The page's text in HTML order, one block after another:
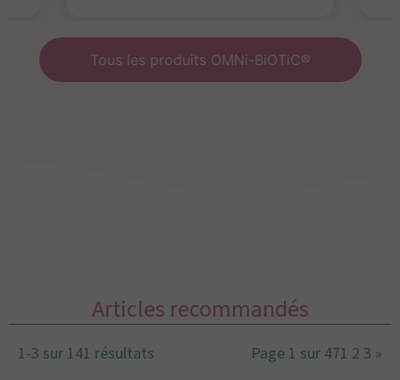
Tous les produits OMNi-BiOTiC®
Articles recommandés
1-3 sur 141 résultats Page 1 sur 471 2 3 »